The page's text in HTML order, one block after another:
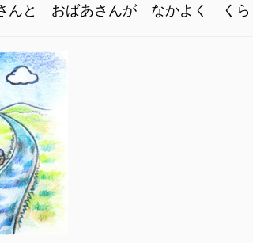
と おばあさんが なかよく くら